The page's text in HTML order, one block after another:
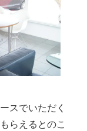
スでいただく
らえるとのこ